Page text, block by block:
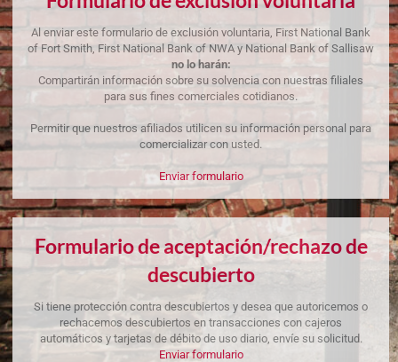
Al enviar este formulario de exclusión voluntaria, First National Bank
of Fort Smith, First National Bank of NWA y National Bank of Sallisaw
no lo harán:
Compartirán información sobre su solvencia con nuestras filiales
para sus fines comerciales cotidianos.
Permitir que nuestros afiliados utilicen su información personal para
comercializar con usted.
Enviar formulario
Formulario de aceptación/rechazo de
descubierto
Si tiene protección contra descubiertos y desea que autoricemos o
rechacemos descubiertos en transacciones con cajeros
automáticos y tarjetas de débito de uso diario, envíe su solicitud.
Enviar formulario